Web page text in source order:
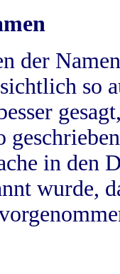
der
so
in
wurde,